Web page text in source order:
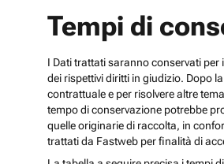
Tempi di
I Dati trattati saranno conservati per
dei rispettivi diritti in giudizio. Dopo
contrattuale e per risolvere altre
tempo di conservazione potrebbe
quelle originarie di raccolta, in
trattati da Fastweb per finalità di